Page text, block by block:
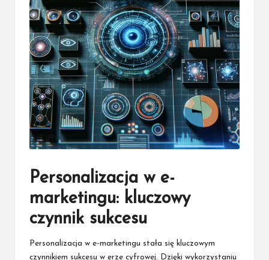
Personalizacja w e-
marketingu: kluczowy
czynnik sukcesu
Personalizacja w e-marketingu stała się kluczowym
czynnikiem sukcesu w erze cyfrowej. Dzięki wykorzystaniu